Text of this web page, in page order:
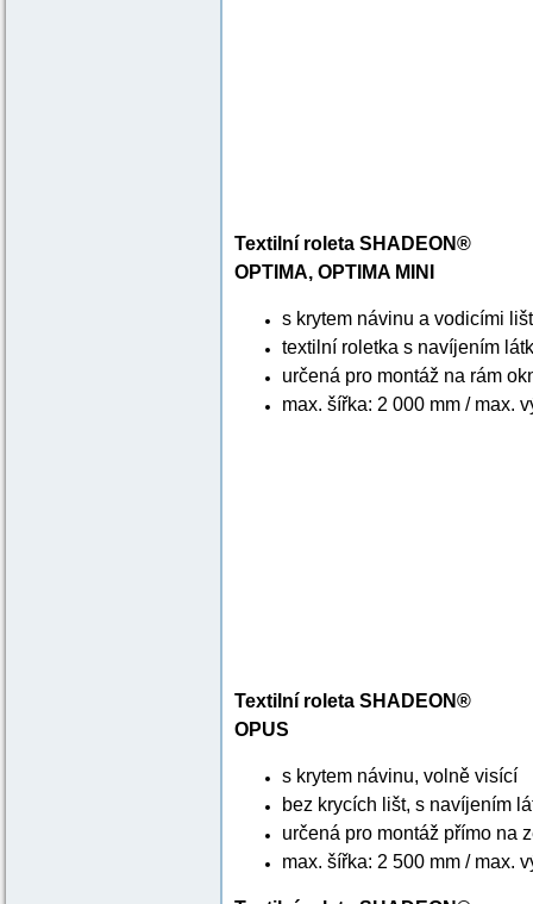
Textilní roleta SHADEON®
OPTIMA, OPTIMA MINI
s krytem návinu a vodicími
textilní roletka s navíjením
určená pro montáž na rám
max. šířka: 2 000 mm / max.
Textilní roleta SHADEON®
OPUS
s krytem návinu, volně visící
bez krycích lišt, s navíjením
určená pro montáž přímo na
max. šířka: 2 500 mm / max.